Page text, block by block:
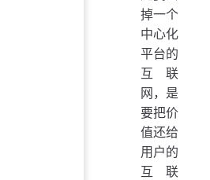
掉一个
中心化
平台的
互联
网，是
要把价
值还给
用户的
互联